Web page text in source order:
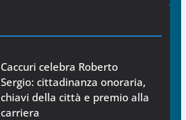
Caccuri celebra Roberto
Sergio: cittadinanza onoraria,
chiavi della città e premio alla
carriera